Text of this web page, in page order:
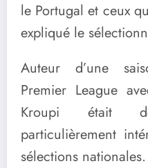
le Portugal et ceux
expliqué le
Auteur d’une
Premier League
Kroupi était
particulièrement
sélections nationales.